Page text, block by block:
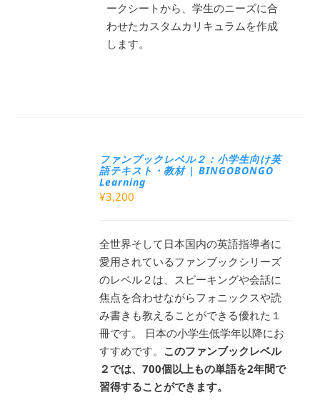
ークシートから、学生のニーズに合
わせたカスタムカリキュラムを作成
します。
ファンブックレベル２：小学生向け英
語テキスト・教材 | BINGOBONGO
Learning
¥3,200
全世界そして日本国内の英語指導者に
愛用されているファンブックシリーズ
のレベル２は、スピーキングや会話に
焦点を合わせながらフォニックスや読
み書きも教えることができる優れた１
冊です。 日本の小学生低学年以降にお
すすめです。 このファンブックレベル
２では、700個以上もの単語を2年間で
習得することができます。